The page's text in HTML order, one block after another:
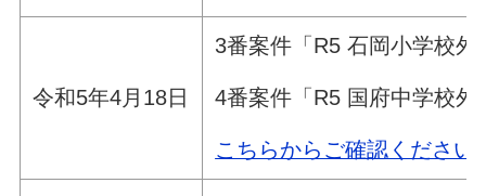
令和5年4月18日
3番案件「R5 石岡小学校外
4番案件「R5 国府中学校
こちらからご確認くださ